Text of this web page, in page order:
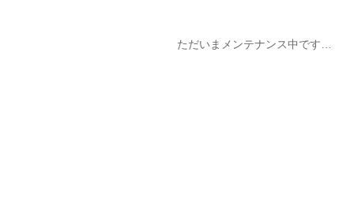
ただいまメンテナンス中です…